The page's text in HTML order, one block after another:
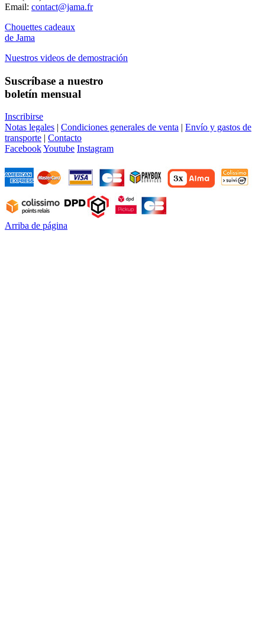
Email: contact@jama.fr
Chouettes cadeaux
de Jama
Nuestros videos de demostración
Suscríbase a nuestro
boletín mensual
Inscribirse
Notas legales | Condiciones generales de venta | Envío y gastos de
transporte | Contacto
FacebookYoutube Instagram
Arriba de página